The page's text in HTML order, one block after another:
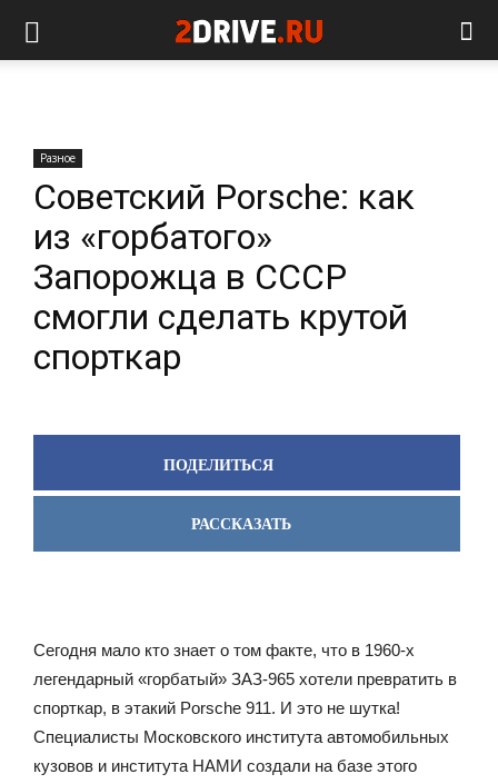
Разное
Советский Porsche: как
из «горбатого»
Запорожца в СССР
смогли сделать крутой
спорткар
ПОДЕЛИТЬСЯ
РАССКАЗАТЬ
Сегодня мало кто знает о том факте, что в 1960-х
легендарный «горбатый» ЗАЗ-965 хотели превратить в
спорткар, в этакий Porsche 911. И это не шутка!
Специалисты Московского института автомобильных
кузовов и института НАМИ создали на базе этого